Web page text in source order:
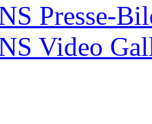
Presse-
Video